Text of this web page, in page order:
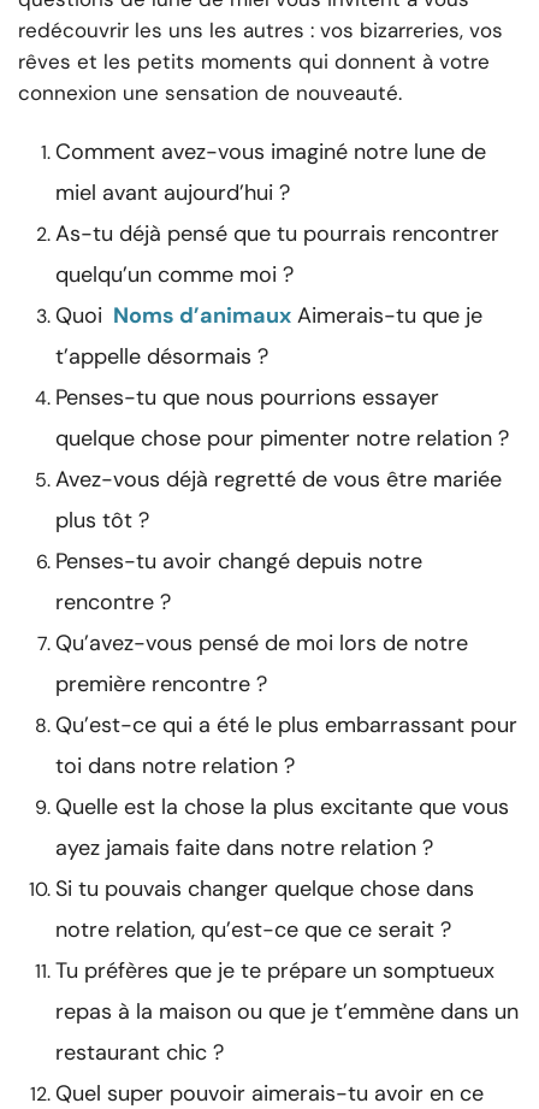
redécouvrir les uns les autres : vos bizarreries, vos
rêves et les petits moments qui donnent à votre
connexion une sensation de nouveauté.
Comment avez-vous imaginé notre lune de
miel avant aujourd’hui ?
As-tu déjà pensé que tu pourrais rencontrer
quelqu’un comme moi ?
Quoi Noms d’animaux Aimerais-tu que je
t’appelle désormais ?
Penses-tu que nous pourrions essayer
quelque chose pour pimenter notre relation ?
Avez-vous déjà regretté de vous être mariée
plus tôt ?
Penses-tu avoir changé depuis notre
rencontre ?
Qu’avez-vous pensé de moi lors de notre
première rencontre ?
Qu’est-ce qui a été le plus embarrassant pour
toi dans notre relation ?
Quelle est la chose la plus excitante que vous
ayez jamais faite dans notre relation ?
Si tu pouvais changer quelque chose dans
notre relation, qu’est-ce que ce serait ?
Tu préfères que je te prépare un somptueux
repas à la maison ou que je t’emmène dans un
restaurant chic ?
Quel super pouvoir aimerais-tu avoir en ce